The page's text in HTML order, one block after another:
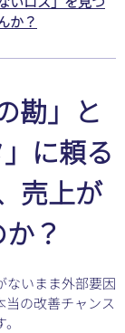
か？
勘」と
」に頼る
売上が
？
ないまま外部要因
当の改善チャンス